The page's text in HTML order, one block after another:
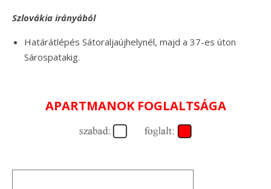
Szlovákia irányából
Határátlépés Sátoraljaújhelynél, majd a 37-es úton
Sárospatakig.
APARTMANOK FOGLALTSÁGA